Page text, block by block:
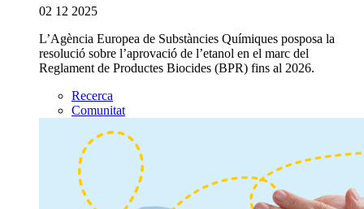
02 12 2025
L’Agència Europea de Substàncies Químiques posposa la
resolució sobre l’aprovació de l’etanol en el marc del
Reglament de Productes Biocides (BPR) fins al 2026.
Recerca
Comunitat